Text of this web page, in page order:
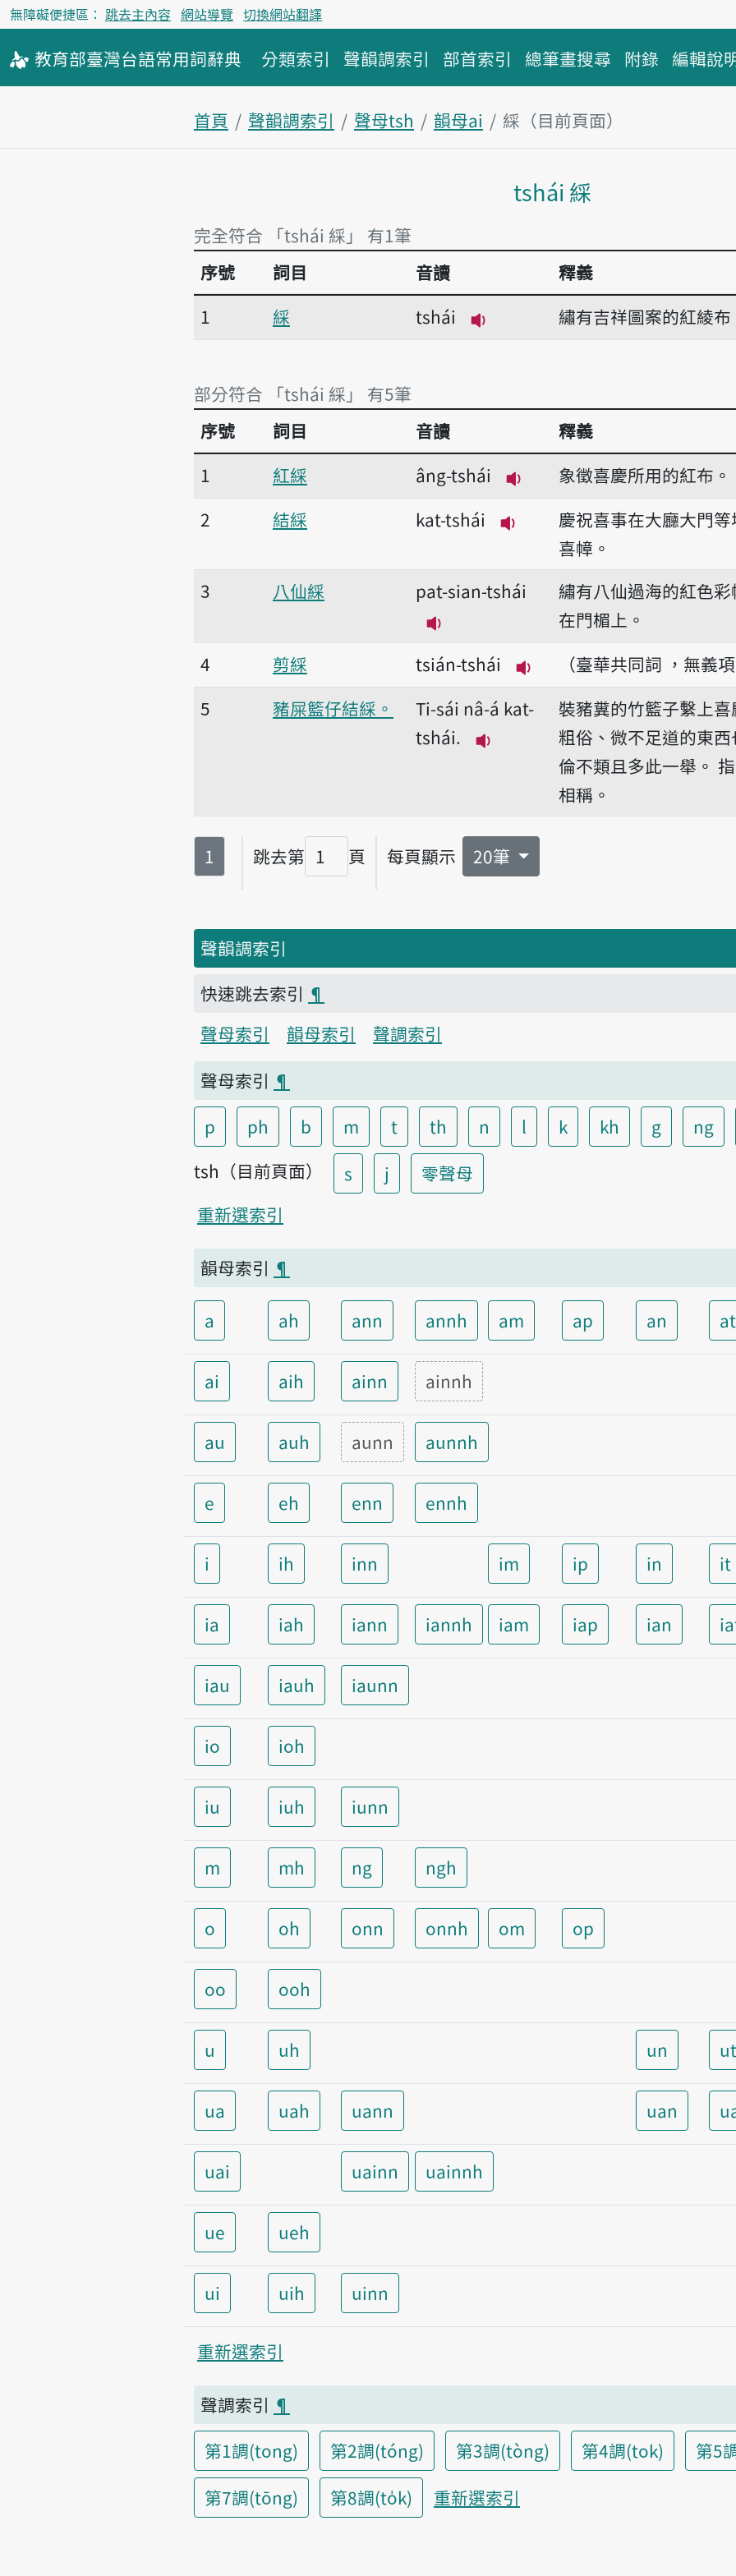
無障礙便捷區： 跳去主內容 網站導覽 切換網站翻譯
教育部臺灣台語常用詞辭典 分類索引 聲韻調索引 部首索引 總筆畫搜尋 附錄 編輯說
首頁 聲韻調索引 聲母tsh 韻母ai
綵（目前頁面）
tshái 綵
完全符合 「tshái 綵」 有1筆
完全符合 「tshái 綵」 有1筆
序號 詞目 音讀
釋義
1
綵
tshái
播放音讀tshái
繡有吉祥圖案的紅綾
部分符合 「tshái 綵」 有5筆
部分符合 「tshái 綵」 有5筆
序號 詞目 音讀
釋義
1
紅綵
âng-tshái
播放音讀âng-tshái
象徵喜慶所用的紅布。
2
結綵
kat-tshái
播放音讀kat-tshái
慶祝喜事在大廳大門
喜幛。
3
八仙綵 pat-sian-tshái
播放音讀pat-sian-tshái
繡有八仙過海的紅色
在門楣上。
4
剪綵
tsián-tshái
播放音讀tsián-tshái
（臺華共同詞 ，無義項
5
豬屎籃仔結綵。
Ti-sái nâ-á kat-
tshái.
播放音讀Ti-sái nâ-á kat-tshái.
裝豬糞的竹籃子繫上
粗俗、微不足道的東
倫不類且多此一舉。
相稱。
第
1 跳去第
頁碼
頁 每頁顯示 20筆
聲韻調索引
快速跳去索引 ¶
聲母索引
韻母索引
聲調索引
聲母索引 ¶
p
ph b m t th n l k kh g ng
tsh（目前頁面）
s j
零聲母
重新選索引
韻母索引 ¶
a ah ann annh am ap an at
ai aih ainn ainnh
au auh aunn aunnh
e eh enn ennh
i ih inn im ip in it
ia iah iann iannh iam iap ian
iau iauh iaunn
io ioh
iu iuh iunn
m mh ng ngh
o oh onn onnh om op
oo ooh
u uh un ut
ua uah uann uan
uai uainn uainnh
ue ueh
ui uih uinn
重新選索引
聲調索引 ¶
第1調(tong)
第2調(tóng) 第3調(tòng) 第4調(tok)
第5
第7調(tōng)
第8調(to̍k) 重新選索引